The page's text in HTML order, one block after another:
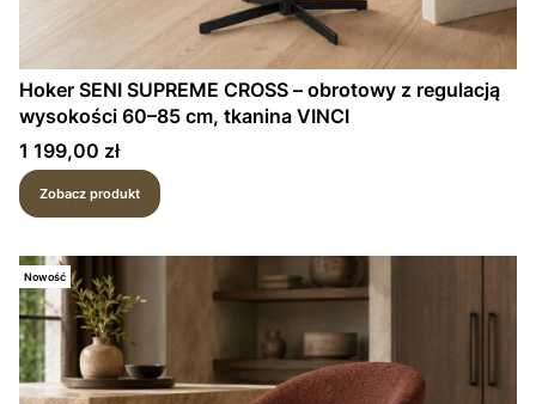
Hoker SENI SUPREME CROSS – obrotowy z regulacją
wysokości 60–85 cm, tkanina VINCI
Cena
1 199,00 zł
Zobacz produkt
Nowość